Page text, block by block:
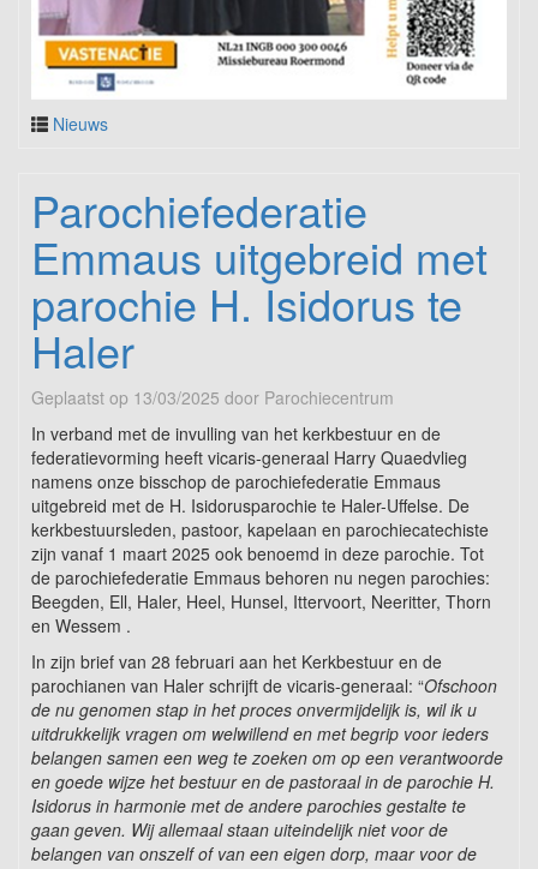
Nieuws
Parochiefederatie
Emmaus uitgebreid met
parochie H. Isidorus te
Haler
Geplaatst op 13/03/2025 door Parochiecentrum
In verband met de invulling van het kerkbestuur en de
federatievorming heeft vicaris-generaal Harry Quaedvlieg
namens onze bisschop de parochiefederatie Emmaus
uitgebreid met de H. Isidorusparochie te Haler-Uffelse. De
kerkbestuursleden, pastoor, kapelaan en parochiecatechiste
zijn vanaf 1 maart 2025 ook benoemd in deze parochie. Tot
de parochiefederatie Emmaus behoren nu negen parochies:
Beegden, Ell, Haler, Heel, Hunsel, Ittervoort, Neeritter, Thorn
en Wessem .
In zijn brief van 28 februari aan het Kerkbestuur en de
parochianen van Haler schrijft de vicaris-generaal: “Ofschoon
de nu genomen stap in het proces onvermijdelijk is, wil ik u
uitdrukkelijk vragen om welwillend en met begrip voor ieders
belangen samen een weg te zoeken om op een verantwoorde
en goede wijze het bestuur en de pastoraal in de parochie H.
Isidorus in harmonie met de andere parochies gestalte te
gaan geven. Wij allemaal staan uiteindelijk niet voor de
belangen van onszelf of van een eigen dorp, maar voor de